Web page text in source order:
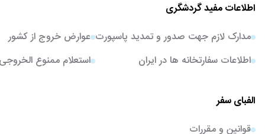
اطلاعات مفید گردشگری
مدارک لازم جهت صدور و تمدید پاسپورت
اطلاعات سفارتخانه ها در ایران
عوارض خروج از کشور
استعلام ممنوع
الفبای سفر
قوانین و مقررات